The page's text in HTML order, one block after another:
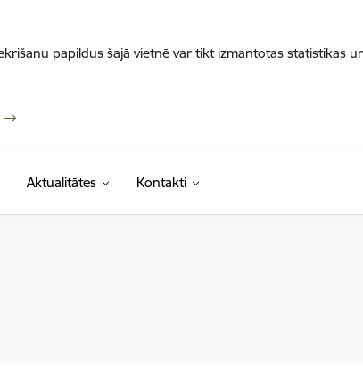
papildus šajā vietnē var tikt izmantotas statistikas
Aktualitātes Kontakti